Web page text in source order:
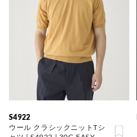
S4922
ウール クラシックニットTシ